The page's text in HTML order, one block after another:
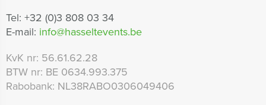
Tel: +32 (0)3 808 03 34
E-mail: info@hasseltevents.be
KvK nr: 56.61.62.28
BTW nr: BE 0634.993.375
Rabobank: NL38RABO0306049406